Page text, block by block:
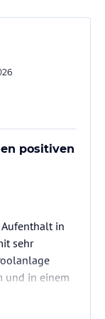
positiven
in
sehr
und in einem
für Kinder